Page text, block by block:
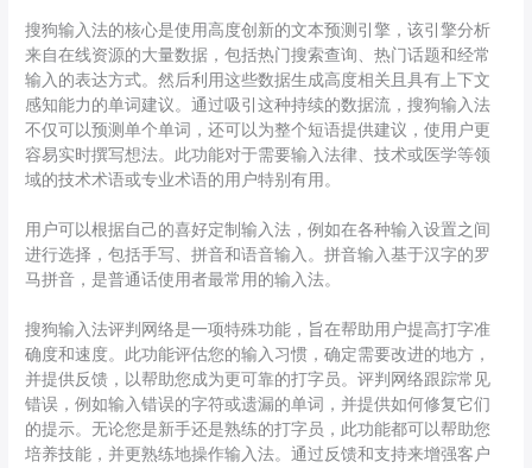
搜狗输入法的核心是使用高度创新的文本预测引擎，该引擎分析
来自在线资源的大量数据，包括热门搜索查询、热门话题和经常
输入的表达方式。然后利用这些数据生成高度相关且具有上下文
感知能力的单词建议。通过吸引这种持续的数据流，搜狗输入法
不仅可以预测单个单词，还可以为整个短语提供建议，使用户更
容易实时撰写想法。此功能对于需要输入法律、技术或医学等领
域的技术术语或专业术语的用户特别有用。
用户可以根据自己的喜好定制输入法，例如在各种输入设置之间
进行选择，包括手写、拼音和语音输入。拼音输入基于汉字的罗
马拼音，是普通话使用者最常用的输入法。
搜狗输入法评判网络是一项特殊功能，旨在帮助用户提高打字准
确度和速度。此功能评估您的输入习惯，确定需要改进的地方，
并提供反馈，以帮助您成为更可靠的打字员。评判网络跟踪常见
错误，例如输入错误的字符或遗漏的单词，并提供如何修复它们
的提示。无论您是新手还是熟练的打字员，此功能都可以帮助您
培养技能，并更熟练地操作输入法。通过反馈和支持来增强客户